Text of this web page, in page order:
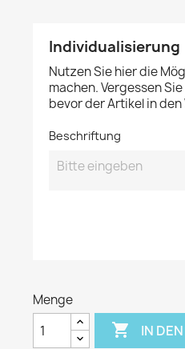
Individualisierung
Nutzen Sie hier die
machen. Vergessen
bevor der Artikel in
Beschriftung
Menge
 IN